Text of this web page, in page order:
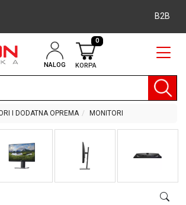
B2B
NALOG KORPA
0
I DODATNA OPREMA MONITORI